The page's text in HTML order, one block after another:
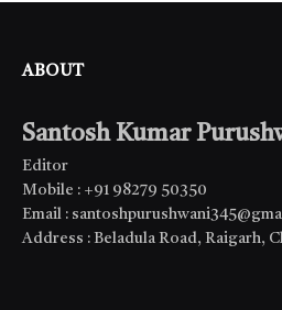
ABOUT
Santosh Kumar
Editor
Mobile : +91 98279 50350
Email :
Address : Beladula Road, Raigarh,